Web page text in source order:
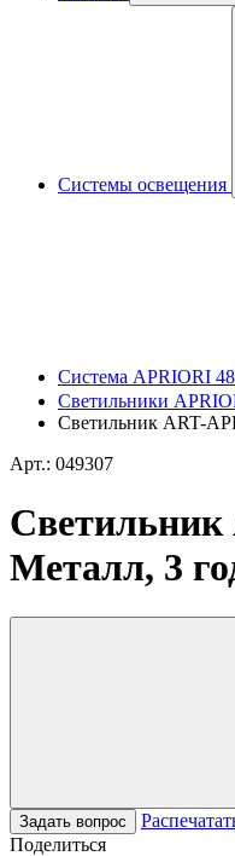
Системы освещения
Система APRIORI
Светильники
Светильник ART-
Арт.: 049307
Светильник
Металл, 3
Задать вопрос
Поделиться